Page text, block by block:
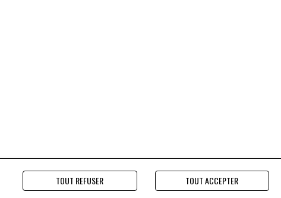
TOUT REFUSER TOUT ACCEPTER